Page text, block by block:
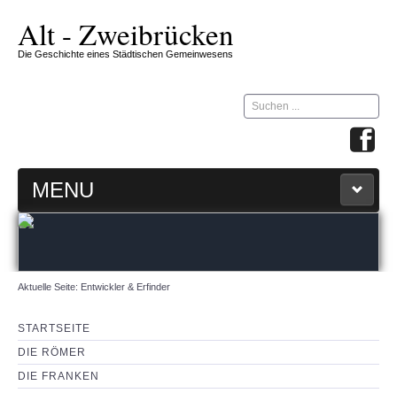
Alt - Zweibrücken
Die Geschichte eines Städtischen Gemeinwesens
Suchen
...
MENU
ZW-ZIRKEL
360 GRAD MAP
IMPRESSUM & KONTAKT
Aktuelle Seite: Entwickler & Erfinder
STARTSEITE
DIE RÖMER
DIE FRANKEN